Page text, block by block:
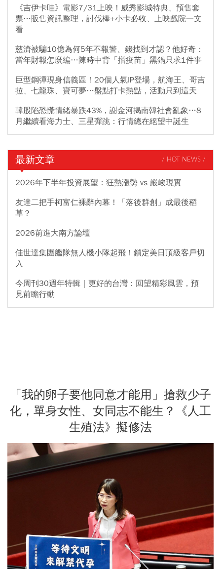
《吉伊卡哇》電影7/31上映！威秀影城特典、預售套
票…販售資訊整理，討伐棒+小卡必收、上映戲院一文
看
慈濟被騙10億為何5年不報警、錢找到才認？他好奇：
當年財報怎麼編…陳時中背「擋疫苗」黑鍋只求1件事
巨型鋼彈現身信義區！20個人氣IP登場，航海王、哥吉
拉、七龍珠、寶可夢…盤點打卡熱點，活動只到這天
韓股陷恐慌情緒暴跌43%，謝金河揭南韓社會亂象…8
月繼續看海力士、三星彈跳：行情總在絕望中誕生
最新文章 / HOT NEWS /
2026年下半年投資展望：狂熱漲勢 vs 嚴峻現實
友達二把手柯富仁裸辭內幕！「落後群創」成最後稻
草？
2026前進大南方論壇
佳世達集團艦隊無人機小隊起飛！鎖定美日頂級客戶切
入
今周刊30週年特輯｜更好的台灣：回望精彩風雲，預
見前瞻行動
「我的卵子要他同意才能用」搶救少子
化，單身女性、女同志不能生？《人工
生殖法》擬修法